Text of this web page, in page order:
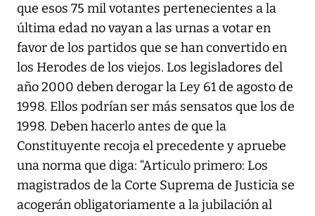
que esos 75 mil votantes pertenecientes a la
última edad no vayan a las urnas a votar en
favor de los partidos que se han convertido en
los Herodes de los viejos. Los legisladores del
año 2000 deben derogar la Ley 61 de agosto de
1998. Ellos podrían ser más sensatos que los de
1998. Deben hacerlo antes de que la
Constituyente recoja el precedente y apruebe
una norma que diga: “Articulo primero: Los
magistrados de la Corte Suprema de Justicia se
acogerán obligatoriamente a la jubilación al